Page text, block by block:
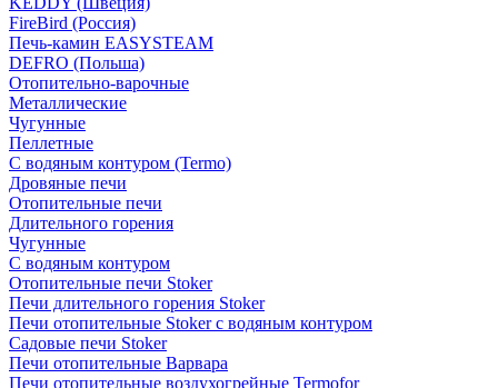
FireBird (Россия)
Печь-камин EASYSTEAM
DEFRO (Польша)
Отопительно-варочные
Металлические
Чугунные
Пеллетные
С водяным контуром (Termo)
Дровяные печи
Отопительные печи
Длительного горения
Чугунные
C водяным контуром
Отопительные печи Stoker
Печи длительного горения Stoker
Печи отопительные Stoker с водяным контуром
Садовые печи Stoker
Печи отопительные Варвара
Печи отопительные воздухогрейные Termofor